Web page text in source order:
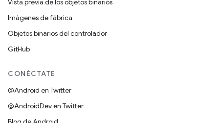
Vista previa de los objetos binarios
Imágenes de fábrica
Objetos binarios del controlador
GitHub
CONÉCTATE
@Android en Twitter
@AndroidDev en Twitter